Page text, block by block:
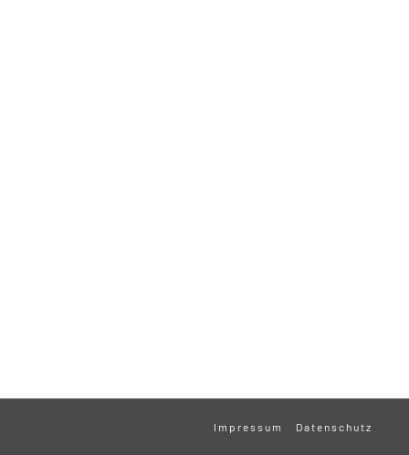
Impressum Datenschutz